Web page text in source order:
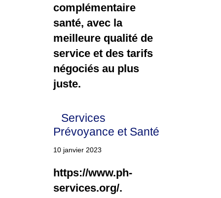
complémentaire
santé, avec la
meilleure qualité de
service et des tarifs
négociés au plus
juste.
Services
Prévoyance et Santé
10 janvier 2023
https://www.ph-
services.org/.